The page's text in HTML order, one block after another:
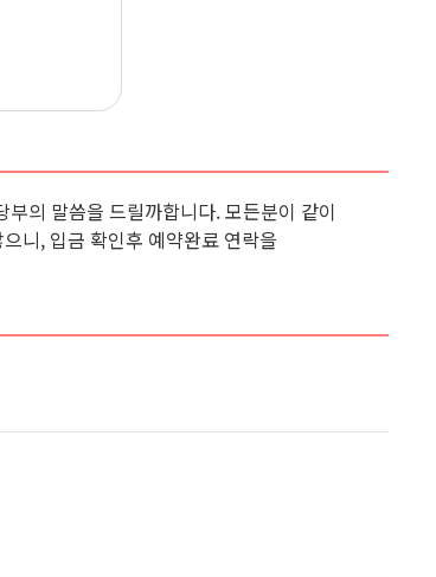
의 말씀을 드릴까합니다. 모든분이 같이
니, 입금 확인후 예약완료 연락을